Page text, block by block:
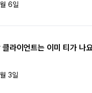
6일
라이언트는 이미 티가 나
3일